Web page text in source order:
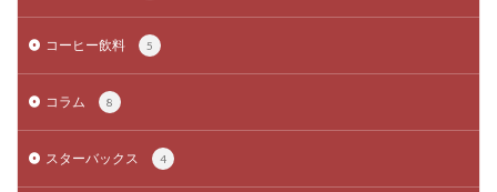
コーヒー飲料 5
コラム 8
スターバックス 4